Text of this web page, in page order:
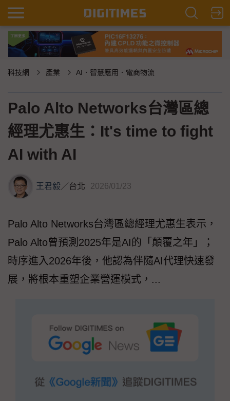
科技網 產業 AI．智慧應用．電商物流
Palo Alto Networks台灣區總
經理尤惠生：It's time to fight
AI with AI
王君毅／台北 2026/01/23
Palo Alto Networks台灣區總經理尤惠生表示，
Palo Alto曾預測2025年是AI的「顛覆之年」；
時序進入2026年後，他認為伴隨AI代理快速發
展，將根本重塑企業營運模式，...